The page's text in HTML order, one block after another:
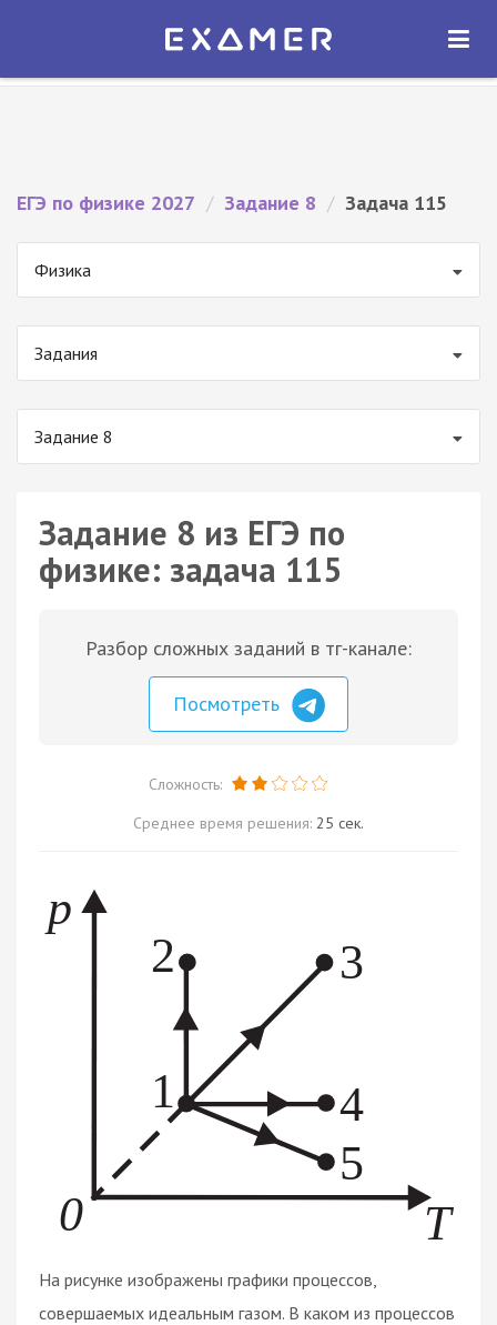
Экзамер — ЕГЭ 2027
ОТКРЫТЬ
ЕГЭ по физике 2027 / Задание 8 / Задача 115
Физика
Задания
Задание 8
Задание 8 из ЕГЭ по
физике: задача 115
Разбор сложных заданий в тг-канале:
Посмотреть
Сложность:
Среднее время решения: 25 сек.
На рисунке изображены графики процессов,
совершаемых идеальным газом. В каком из процессов